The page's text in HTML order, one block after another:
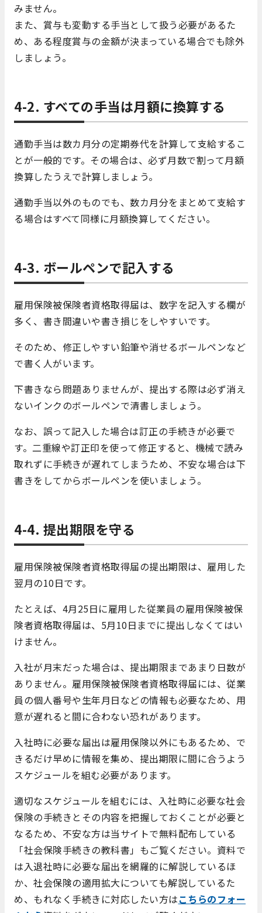
みません。
また、賞与も変動する手当として扱う必要があるた
め、ある程度賞与の金額が決まっている場合でも除外
しましょう。
4-2. すべての手当は月額に換算する
通勤手当は数カ月分の定期券代を計算して支給するこ
とが一般的です。その場合は、必ず月数で割って月額
換算したうえで計算しましょう。
通勤手当以外のものでも、数カ月分をまとめて支給す
る場合はすべて同様に月額換算してください。
4-3. ボールペンで記入する
雇用保険被保険者資格取得届は、数字を記入する欄が
多く、書き間違いや書き損じをしやすいです。
そのため、修正しやすい鉛筆や消せるボールペンなど
で書く人がいます。
下書きなら問題ありませんが、提出する際は必ず消え
ないインクのボールペンで清書しましょう。
なお、誤って記入した場合は訂正の手続きが必要で
す。二重線や訂正印を使って修正すると、機械で読み
取れずに手続きが遅れてしまうため、不安な場合は下
書きをしてからボールペンを使いましょう。
4-4. 提出期限を守る
雇用保険被保険者資格取得届の提出期限は、雇用した
翌月の10日です。
たとえば、4月25日に雇用した従業員の雇用保険被保
険者資格取得届は、5月10日までに提出しなくてはい
けません。
入社が月末だった場合は、提出期限まであまり日数が
ありません。雇用保険被保険者資格取得届には、従業
員の個人番号や生年月日などの情報も必要なため、用
意が遅れると間に合わない恐れがあります。
入社時に必要な届出は雇用保険以外にもあるため、で
きるだけ早めに情報を集め、提出期限に間に合うよう
スケジュールを組む必要があります。
適切なスケジュールを組むには、入社時に必要な社会
保険の手続きとその内容を把握しておくことが必要と
なるため、不安な方は当サイトで無料配布している
「社会保険手続きの教科書」もご覧ください。資料で
は入退社時に必要な届出を網羅的に解説しているほ
か、社会保険の適用拡大についても解説しているた
め、もれなく手続きに対応したい方はこちらのフォー